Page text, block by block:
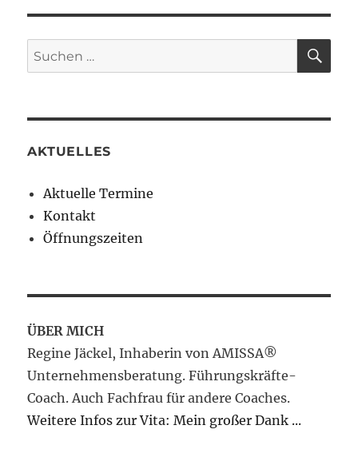
Suchen
nach:
AKTUELLES
Aktuelle Termine
Kontakt
Öffnungszeiten
ÜBER MICH
Regine Jäckel, Inhaberin von AMISSA®
Unternehmensberatung. Führungskräfte-
Coach. Auch Fachfrau für andere Coaches.
Weitere Infos zur Vita: Mein großer Dank ...